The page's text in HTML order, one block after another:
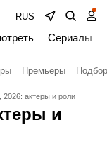
RUS
Сериалы
Премьеры
2026: актеры и роли
и